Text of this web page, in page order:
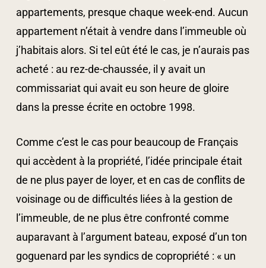
appartements, presque chaque week-end. Aucun
appartement n’était à vendre dans l’immeuble où
j’habitais alors. Si tel eût été le cas, je n’aurais pas
acheté : au rez-de-chaussée, il y avait un
commissariat qui avait eu son heure de gloire
dans la presse écrite en octobre 1998.
Comme c’est le cas pour beaucoup de Français
qui accèdent à la propriété, l’idée principale était
de ne plus payer de loyer, et en cas de conflits de
voisinage ou de difficultés liées à la gestion de
l’immeuble, de ne plus être confronté comme
auparavant à l’argument bateau, exposé d’un ton
goguenard par les syndics de copropriété : « un